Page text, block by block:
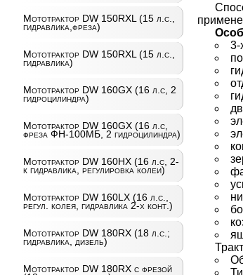
Мототрактор DW 150RXL (15 л.с.,
гидравлика,фреза)
Мототрактор DW 150RXL (15 л.с.,
гидравлика)
Мототрактор DW 160GX (16 л.с, 2
гидроцилиндра)
Мототрактор DW 160GX (16 л.с,
фреза ФН-100МБ, 2 гидроцилиндра)
Мототрактор DW 160HX (16 л.с, 2-
к гидравлика, регулировка колеи)
Мототрактор DW 160LX (16 л.с.,
регул. колея, гидравлика 2-х конт.)
Мототрактор DW 180RX (18 л.с.;
гидравлика, дизель)
Мототрактор DW 180RX с фрезой
3-